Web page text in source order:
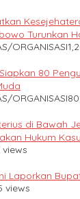
Turunkan
ORGANISASI
80
ORGANISASI
di Bawah
Hukum
views
Laporkan
views